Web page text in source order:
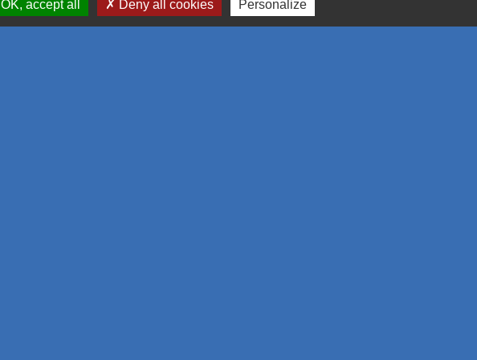
Office de tourisme et des congrès de Mulhouse et sa région
OK, accept all Deny all cookies Personalize